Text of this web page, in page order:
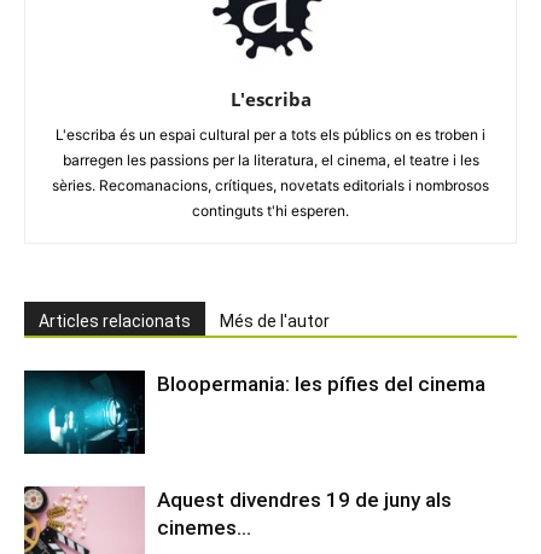
L'escriba
L'escriba és un espai cultural per a tots els públics on es troben i
barregen les passions per la literatura, el cinema, el teatre i les
sèries. Recomanacions, crítiques, novetats editorials i nombrosos
continguts t'hi esperen.
Articles relacionats Més de l'autor
Bloopermania: les pífies del cinema
Aquest divendres 19 de juny als
cinemes…